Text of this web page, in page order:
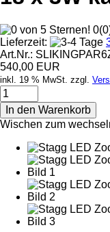
0(0
Lieferzeit:
Art.Nr.:
540,00 EUR
inkl. 19 % MwSt. zzgl.
In den Warenkorb
Wischen zum